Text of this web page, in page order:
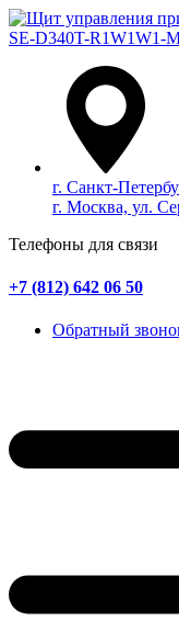
г. Санкт-
г. Москва, ул.
Телефоны для связи
+7 (812) 642 06 50
Обратный